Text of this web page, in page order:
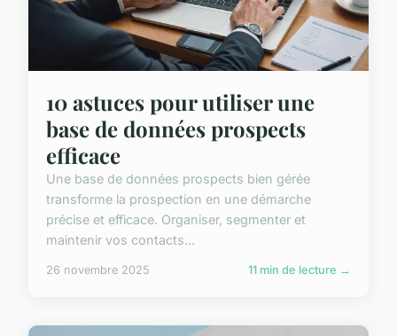
10 astuces pour utiliser une
base de données prospects
efficace
Une base de données prospects bien gérée
transforme la prospection en une démarche
précise et efficace. Organiser, segmenter et
maintenir vos contacts...
26 novembre 2025 11 min de lecture →